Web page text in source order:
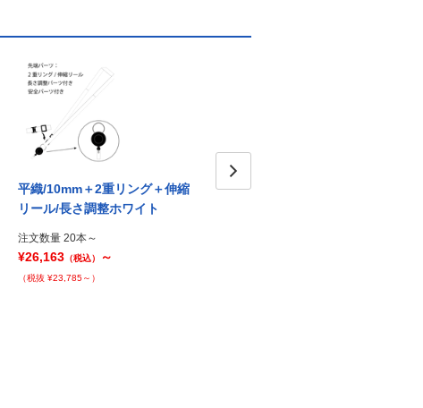
平織/10mm＋2重リング＋伸縮
リール/長さ調整ホワイト
注文数量 20本～
¥26,163 （税込） ～
（税抜 ¥23,785～）
平織/10mm＋2重リング＋伸縮